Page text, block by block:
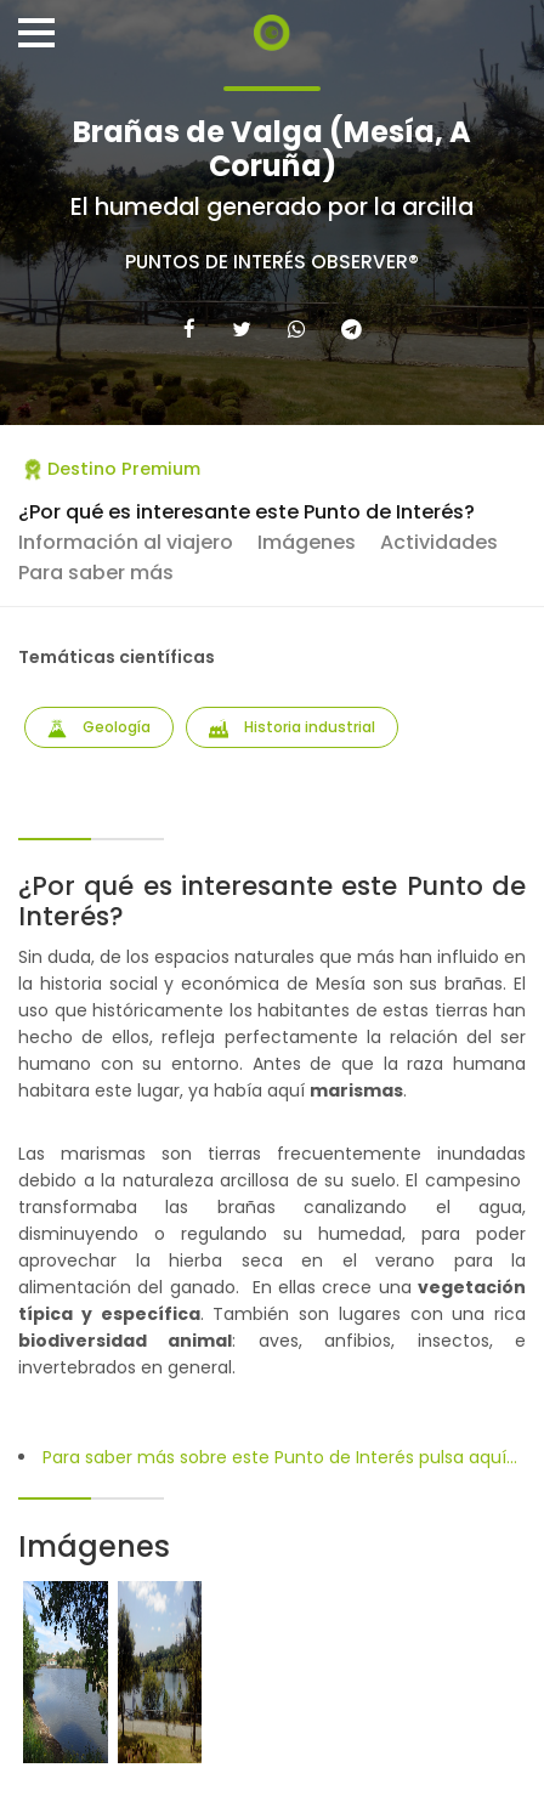
Brañas de Valga (Mesía, A
Coruña)
El humedal generado por la arcilla
PUNTOS DE INTERÉS OBSERVER®
Destino Premium
¿Por qué es interesante este Punto de Interés?
Información al viajero
Imágenes
Actividades
Para saber más
Temáticas científicas
Geología Historia industrial
¿Por qué es interesante este Punto de
Interés?
Sin duda, de los espacios naturales que más han influido en
la historia social y económica de Mesía son sus brañas. El
uso que históricamente los habitantes de estas tierras han
hecho de ellos, refleja perfectamente la relación del ser
humano con su entorno. Antes de que la raza humana
habitara este lugar, ya había aquí marismas.
Las marismas son tierras frecuentemente inundadas
debido a la naturaleza arcillosa de su suelo. El campesino
transformaba las brañas canalizando el agua,
disminuyendo o regulando su humedad, para poder
aprovechar la hierba seca en el verano para la
alimentación del ganado. En ellas crece una vegetación
típica y específica. También son lugares con una rica
biodiversidad animal: aves, anfibios, insectos, e
invertebrados en general.
Para saber más sobre este Punto de Interés pulsa aquí...
Imágenes